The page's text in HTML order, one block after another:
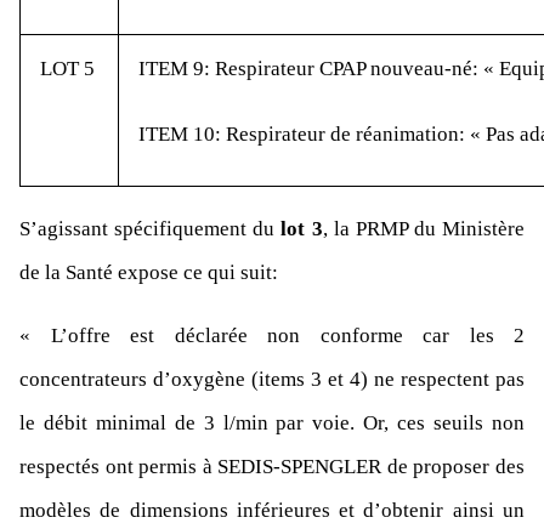
LOT 5 ITEM 9: Respirateur CPAP nouveau-né: «
ITEM 10: Respirateur de réanimation: « Pas
S’agissant spécifiquement dulot 3, la PRMP du Ministère
de la Santé expose ce qui suit:
« L’offre est déclarée non conforme car les 2
concentrateurs d’oxygène (items 3 et 4) ne respectent pas
le débit minimal de 3 l/min par voie. Or, ces seuils non
respectés ont permis à SEDIS-SPENGLER de proposer des
modèles de dimensions inférieures et d’obtenir ainsi un